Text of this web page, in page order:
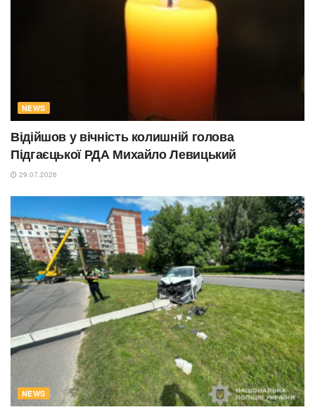
NEWS
Відійшов у вічність колишній голова
Підгаєцької РДА Михайло Левицький
29.07.2026
NEWS